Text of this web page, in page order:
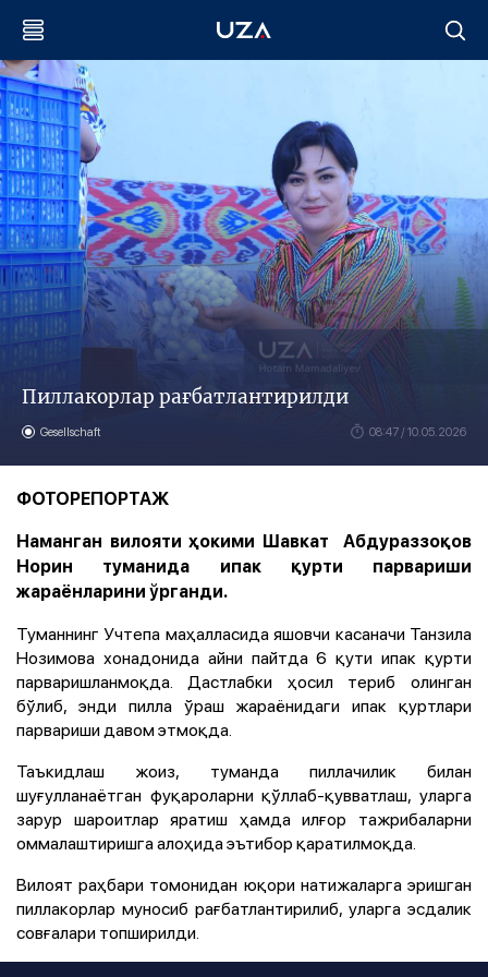
Пиллакорлар рағбатлантирилди
Gesellschaft 08:47 / 10.05.2026
ФОТОРЕПОРТАЖ
Наманган вилояти ҳокими Шавкат Абдураззоқов
Норин туманида ипак қурти парвариши
жараёнларини ўрганди.
Туманнинг Учтепа маҳалласида яшовчи касаначи Танзила
Нозимова хонадонида айни пайтда 6 қути ипак қурти
парваришланмоқда. Дастлабки ҳосил териб олинган
бўлиб, энди пилла ўраш жараёнидаги ипак қуртлари
парвариши давом этмоқда.
Таъкидлаш жоиз, туманда пиллачилик билан
шуғулланаётган фуқароларни қўллаб-қувватлаш, уларга
зарур шароитлар яратиш ҳамда илғор тажрибаларни
оммалаштиришга алоҳида эътибор қаратилмоқда.
Вилоят раҳбари томонидан юқори натижаларга эришган
пиллакорлар муносиб рағбатлантирилиб, уларга эсдалик
совғалари топширилди.